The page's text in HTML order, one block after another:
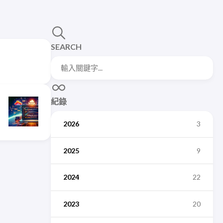
SEARCH
紀錄
2026 3
2025 9
2024 22
2023 20